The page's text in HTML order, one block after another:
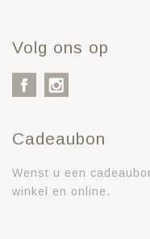
Volg ons op
Cadeaubon
Wenst u een
winkel en online.